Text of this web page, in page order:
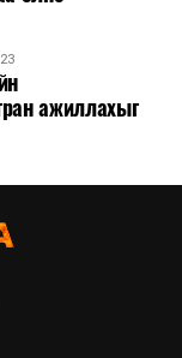
ажиллахыг